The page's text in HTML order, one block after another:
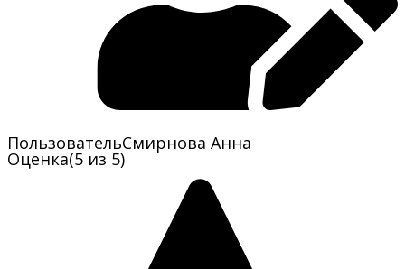
ПользовательСмирнова Анна
Оценка(5 из 5)